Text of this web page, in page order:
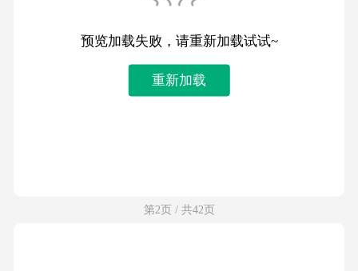
预览加载失败，请重新加载试试~
重新加载
第2页 / 共42页